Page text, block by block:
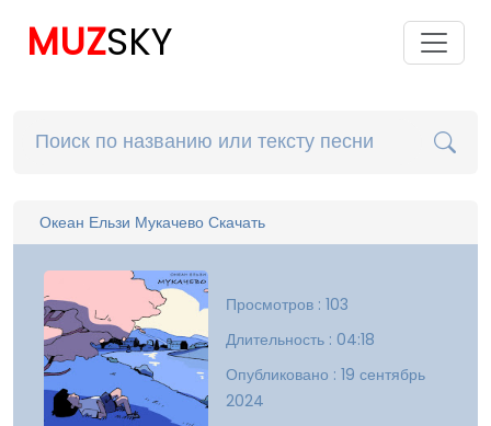
MUZSKY
Океан Ельзи Мукачево Скачать
Просмотров : 103
Длительность : 04:18
Опубликовано : 19 сентябрь
2024